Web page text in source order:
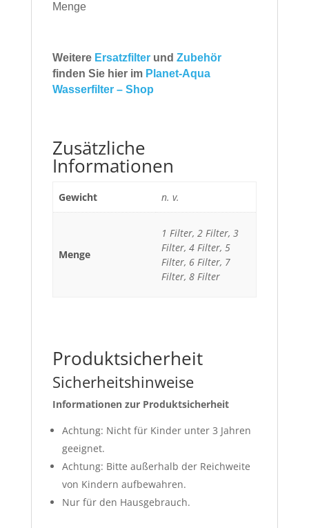
Menge
Weitere Ersatzfilterund Zubehör
finden Sie hier im Planet-Aqua
Wasserfilter – Shop
Zusätzliche
Informationen
Gewicht n. v.
Menge
1 Filter, 2 Filter, 3
Filter, 4 Filter, 5
Filter, 6 Filter, 7
Filter, 8 Filter
Produktsicherheit
Sicherheitshinweise
Informationen zur Produktsicherheit
Achtung: Nicht für Kinder unter 3 Jahren
geeignet.
Achtung: Bitte außerhalb der Reichweite
von Kindern aufbewahren.
Nur für den Hausgebrauch.